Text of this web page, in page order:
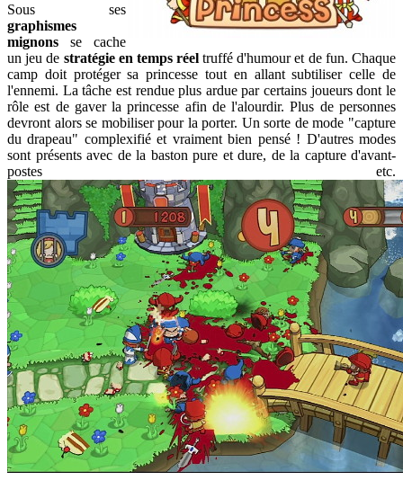
Sous ses
graphismes
mignons se cache
un jeu de stratégie en temps réel truffé d'humour et de fun. Chaque
camp doit protéger sa princesse tout en allant subtiliser celle de
l'ennemi. La tâche est rendue plus ardue par certains joueurs dont le
rôle est de gaver la princesse afin de l'alourdir. Plus de personnes
devront alors se mobiliser pour la porter. Un sorte de mode "capture
du drapeau" complexifié et vraiment bien pensé ! D'autres modes
sont présents avec de la baston pure et dure, de la capture d'avant-
postes etc.